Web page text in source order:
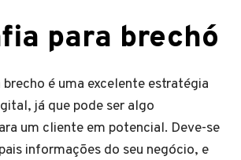
para brechó
é uma excelente estratégia
já que pode ser algo
um cliente em potencial. Deve-se
informações do seu negócio, e